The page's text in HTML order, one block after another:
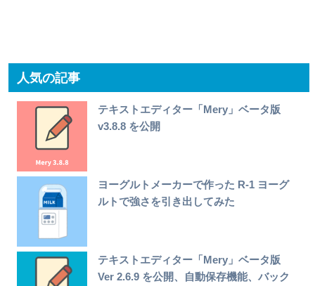
人気の記事
テキストエディター「Mery」ベータ版
v3.8.8 を公開
ヨーグルトメーカーで作った R-1 ヨーグ
ルトで強さを引き出してみた
テキストエディター「Mery」ベータ版
Ver 2.6.9 を公開、自動保存機能、バック